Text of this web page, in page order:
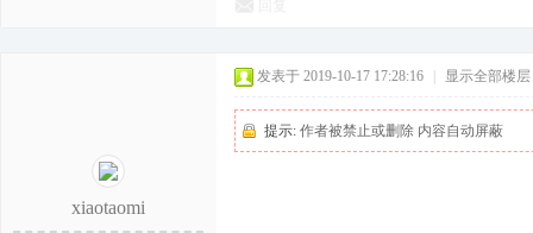
xiaotaomi
发表于 2019-10-17 17:28:16 显示全部楼层
提示: 作者被禁止或删除 内容自动屏蔽